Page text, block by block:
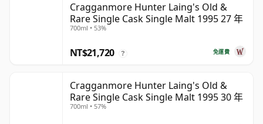
Cragganmore Hunter Laing's Old &
Rare Single Cask Single Malt 1995 27 年
700ml • 53%
免運費
NT$21,720 ?
Cragganmore Hunter Laing's Old &
Rare Single Cask Single Malt 1995 30 年
700ml • 57%